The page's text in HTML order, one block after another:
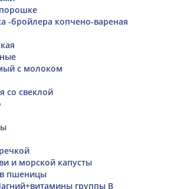
-бройлера копчено-вареная
с молоком
со свеклой
и морской капусты
пшеницы
группы В